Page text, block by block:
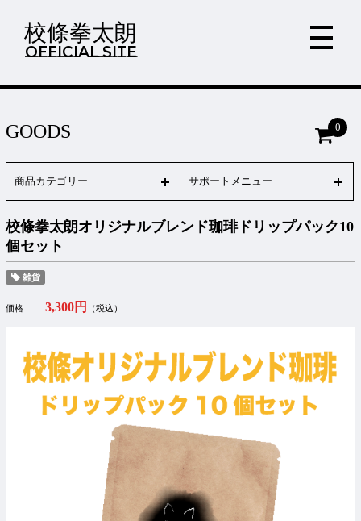
校條拳太朗
OFFICIAL SITE
GOODS 0
商品カテゴリー サポートメニュー
校條拳太朗オリジナルブレンド珈琲ドリップパック10
個セット
雑貨
価格 3,300円 （税込）